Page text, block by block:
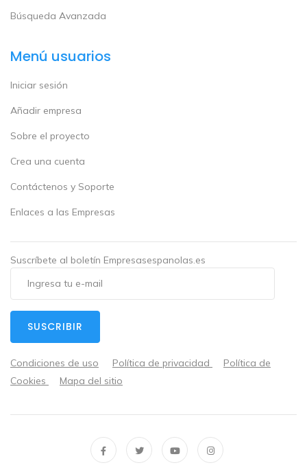
Búsqueda Avanzada
Menú usuarios
Iniciar sesión
Añadir empresa
Sobre el proyecto
Crea una cuenta
Contáctenos y Soporte
Enlaces a las Empresas
Suscríbete al boletín Empresasespanolas.es
Condiciones de uso Política de privacidad
Política de
Cookies
Mapa del sitio
SUSCRIBIR